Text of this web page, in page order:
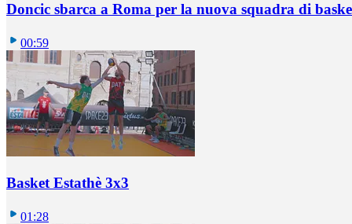
Doncic sbarca a Roma per la nuova squadra di
00:59
Basket Estathè 3x3
01:28